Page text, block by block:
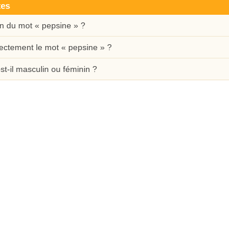
du mot « pepsine » ?
le mot « pepsine » ?
il masculin ou féminin ?